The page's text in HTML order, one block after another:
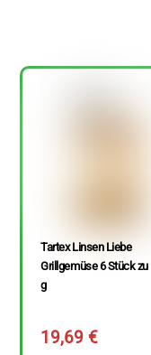
Tartex Linsen Liebe
Grillgemüse 6 Stück zu
g
19,69€